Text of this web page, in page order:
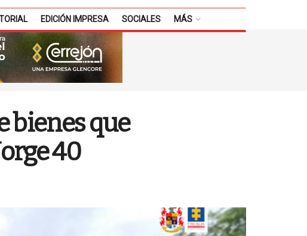
EDICIÓN IMPRESA SOCIALES MÁS
bienes que
40